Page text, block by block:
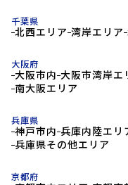
千葉県
北西エリア 湾岸エリア
大阪府
大阪市内 大阪市湾岸エ
南大阪エリア
兵庫県
神戸市内 兵庫内陸エリ
兵庫県その他エリア
京都府